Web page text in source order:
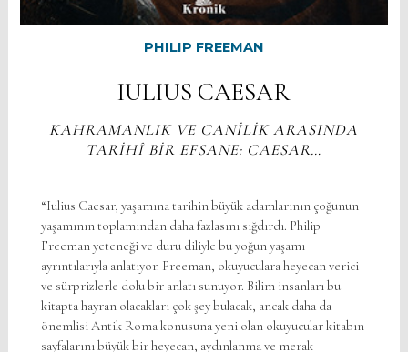
PHILIP FREEMAN
IULIUS CAESAR
KAHRAMANLIK VE CANİLİK ARASINDA
TARİHÎ BİR EFSANE: CAESAR…
“Iulius Caesar, yaşamına tarihin büyük adamlarının çoğunun
yaşamının toplamından daha fazlasını sığdırdı. Philip
Freeman yeteneği ve duru diliyle bu yoğun yaşamı
ayrıntılarıyla anlatıyor. Freeman, okuyuculara heyecan verici
ve sürprizlerle dolu bir anlatı sunuyor. Bilim insanları bu
kitapta hayran olacakları çok şey bulacak, ancak daha da
önemlisi Antik Roma konusuna yeni olan okuyucular kitabın
sayfalarını büyük bir heyecan, aydınlanma ve merak